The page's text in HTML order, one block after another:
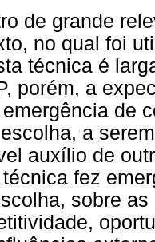
de grande
no qual foi
técnica é
porém, a
de
a
auxílio de
fez
sobre